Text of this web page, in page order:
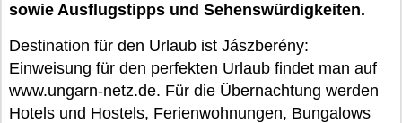
sowie Ausflugstipps und Sehenswürdigkeiten.
Destination für den Urlaub ist Jászberény:
Einweisung für den perfekten Urlaub findet man auf
www.ungarn-netz.de. Für die Übernachtung werden
Hotels und Hostels, Ferienwohnungen, Bungalows